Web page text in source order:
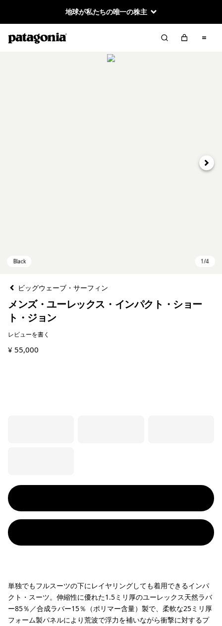
地球が私たちの唯一の株主
次へ
ビッグウェーブ・サーフィン
メンズ・ユーレックス・インパクト・ショー
ト・ジョン
レビューを書く
¥ 55,000
単独でもフルスーツの下にレイヤリングしても着用できるインパ
クト・スーツ。伸縮性に優れた1.5ミリ厚のユーレックス天然ラバ
ー85％／合成ラバー15％（ポリマー含量）製で、柔軟な25ミリ厚
フォーム製パネルにより荒波で浮力を補いながら衝撃に対するプ